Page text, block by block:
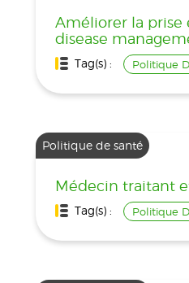
Améliorer la prise
disease
Tag(s) : Politique
Politique de santé
Médecin traitant
Tag(s) : Politique